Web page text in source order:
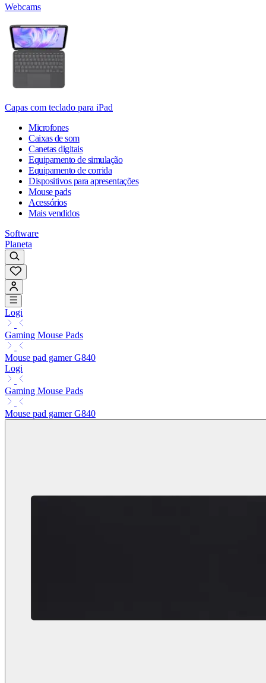
Webcams
Capas com teclado para iPad
Microfones
Caixas de som
Canetas digitais
Equipamento de simulação
Equipamento de corrida
Dispositivos para apresentações
Mouse pads
Acessórios
Mais vendidos
Software
Planeta
Logi
Gaming Mouse Pads
Mouse pad gamer G840
Logi
Gaming Mouse Pads
Mouse pad gamer G840